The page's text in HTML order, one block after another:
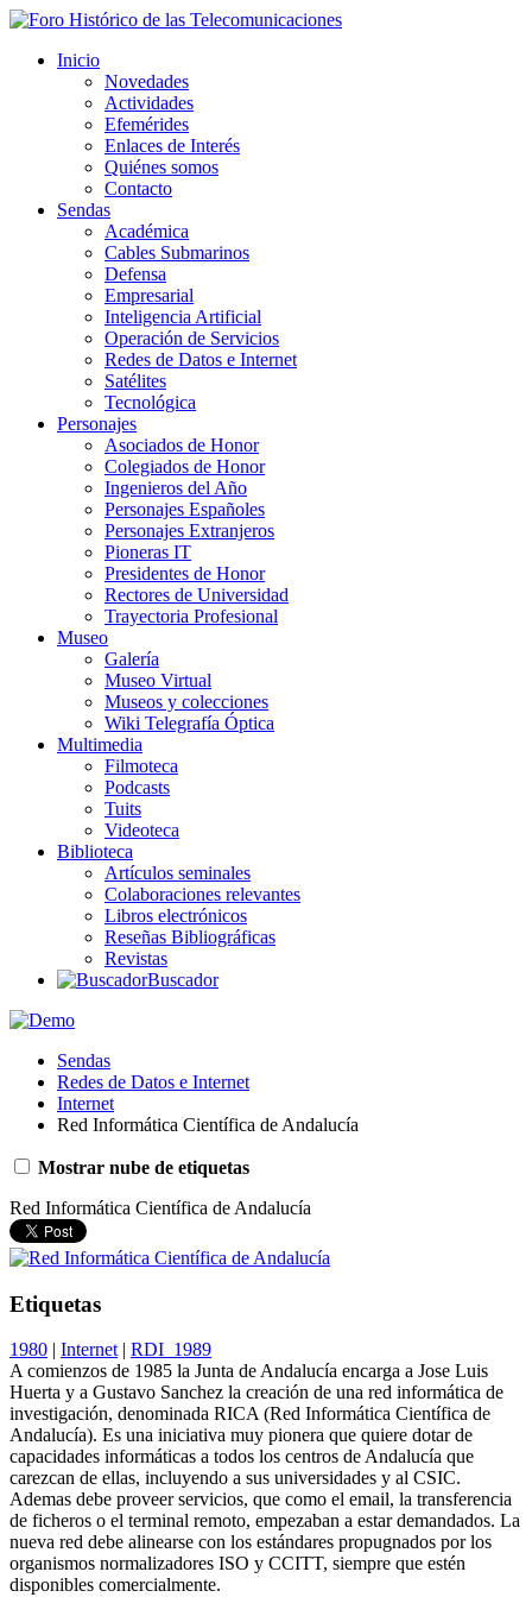
Inicio
Novedades
Actividades
Efemérides
Enlaces de Interés
Quiénes somos
Contacto
Sendas
Académica
Cables Submarinos
Defensa
Empresarial
Inteligencia Artificial
Operación de Servicios
Redes de Datos e Internet
Satélites
Tecnológica
Personajes
Asociados de Honor
Colegiados de Honor
Ingenieros del Año
Personajes Españoles
Personajes Extranjeros
Pioneras IT
Presidentes de Honor
Rectores de Universidad
Trayectoria Profesional
Museo
Galería
Museo Virtual
Museos y colecciones
Wiki Telegrafía Óptica
Multimedia
Filmoteca
Podcasts
Tuits
Videoteca
Biblioteca
Artículos seminales
Colaboraciones relevantes
Libros electrónicos
Reseñas Bibliográficas
Revistas
Buscador
Sendas
Redes de Datos e Internet
Internet
Red Informática Científica de Andalucía
Mostrar nube de etiquetas
Red Informática Científica de Andalucía
Etiquetas
1980 | Internet| RDI_1989
A comienzos de 1985 la Junta de Andalucía encarga a Jose Luis
Huerta y a Gustavo Sanchez la creación de una red informática de
investigación, denominada RICA (Red Informática Científica de
Andalucía). Es una iniciativa muy pionera que quiere dotar de
capacidades informáticas a todos los centros de Andalucía que
carezcan de ellas, incluyendo a sus universidades y al CSIC.
Ademas debe proveer servicios, que como el email, la transferencia
de ficheros o el terminal remoto, empezaban a estar demandados. La
nueva red debe alinearse con los estándares propugnados por los
organismos normalizadores ISO y CCITT, siempre que estén
disponibles comercialmente.